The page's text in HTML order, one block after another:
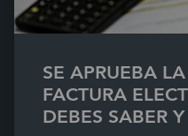
SE APRUEBA
FACTURA
DEBES SABER